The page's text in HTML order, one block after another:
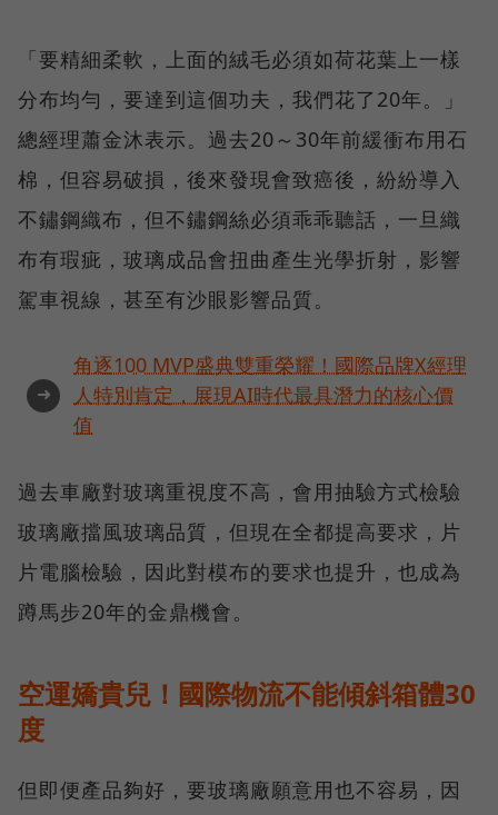
「要精細柔軟，上面的絨毛必須如荷花葉上一樣
分布均勻，要達到這個功夫，我們花了20年。」
總經理蕭金沐表示。過去20～30年前緩衝布用石
棉，但容易破損，後來發現會致癌後，紛紛導入
不鏽鋼織布，但不鏽鋼絲必須乖乖聽話，一旦織
布有瑕疵，玻璃成品會扭曲產生光學折射，影響
駕車視線，甚至有沙眼影響品質。
➜
角逐100 MVP盛典雙重榮耀！國際品牌X經理
人特別肯定，展現AI時代最具潛力的核心價
值
過去車廠對玻璃重視度不高，會用抽驗方式檢驗
玻璃廠擋風玻璃品質，但現在全都提高要求，片
片電腦檢驗，因此對模布的要求也提升，也成為
蹲馬步20年的金鼎機會。
空運嬌貴兒！國際物流不能傾斜箱體30
度
但即便產品夠好，要玻璃廠願意用也不容易，因